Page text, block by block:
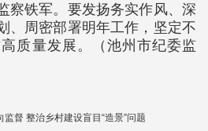
察铁军。要发扬务实作风、深
、周密部署明年工作，坚定不
质量发展。（池州市纪委监
监督 整治乡村建设盲目“造景”问题